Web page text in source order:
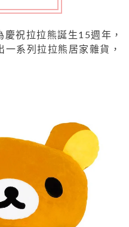
祝拉拉熊誕生15週年，
系列拉拉熊居家雜貨，